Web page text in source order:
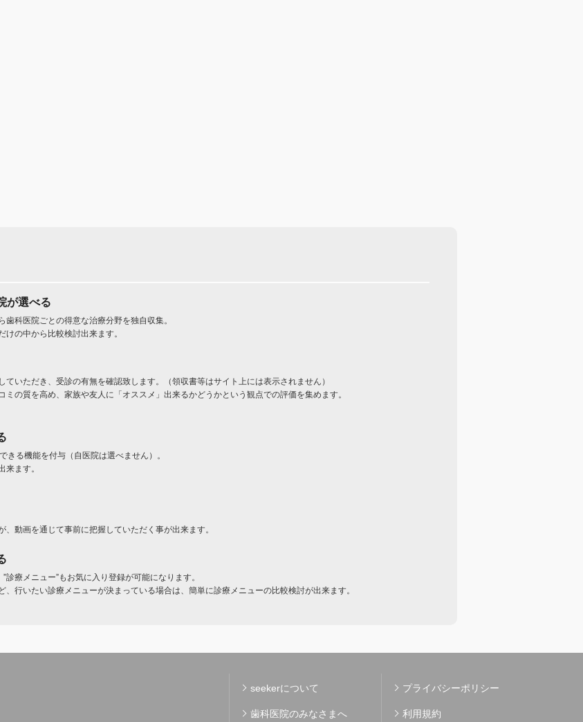
が選べる
科医院ごとの得意な治療分野を独自収集。
の中から比較検討出来ます。
いただき、受診の有無を確認致します。（領収書等はサイト上には表示されません）
の質を高め、家族や友人に「オススメ」出来るかどうかという観点での評価を集めます。
る機能を付与（自医院は選べません）。
来ます。
動画を通じて事前に把握していただく事が出来ます。
療メニュー”もお気に入り登録が可能になります。
、行いたい診療メニューが決まっている場合は、簡単に診療メニューの比較検討が出来ます。
seekerについて
歯科医院のみなさまへ
プライバシーポリシー
利用規約